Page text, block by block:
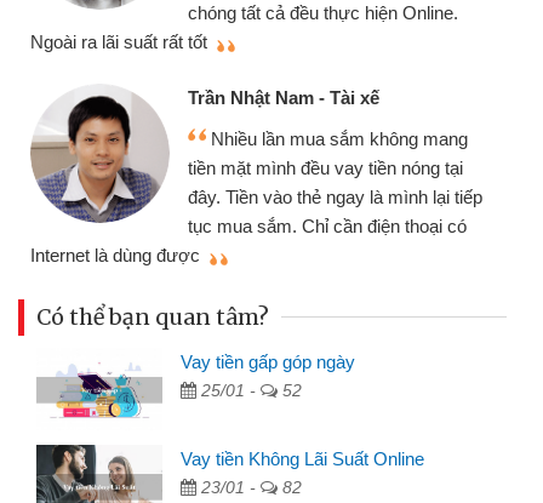
chóng tất cả đều thực hiện Online.
Ngoài ra lãi suất rất tốt
Trần Nhật Nam - Tài xế
Nhiều lần mua sắm không mang
tiền mặt mình đều vay tiền nóng tại
đây. Tiền vào thẻ ngay là mình lại tiếp
tục mua sắm. Chỉ cần điện thoại có
Internet là dùng được
Có thể bạn quan tâm?
Vay tiền gấp góp ngày
25/01 - 52
Vay tiền Không Lãi Suất Online
23/01 - 82